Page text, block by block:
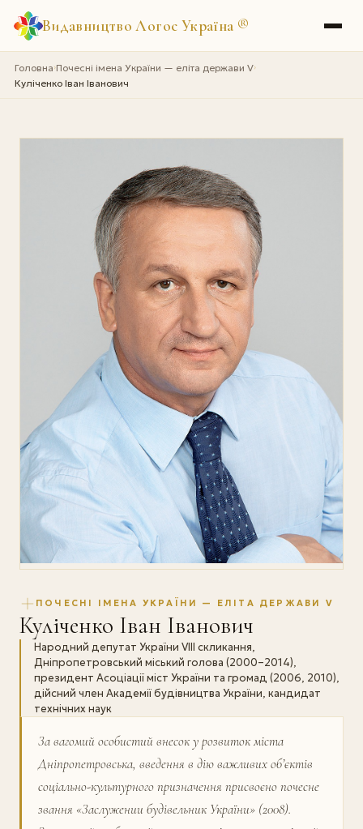
Видавництво Логос Україна ®
Головна›Почесні імена України — еліта держави V›
Куліченко Іван Іванович
ПОЧЕСНІ ІМЕНА УКРАЇНИ — ЕЛІТА ДЕРЖАВИ V
Куліченко Іван Іванович
Народний депутат України VIII скликання,
Дніпропетровський міський голова (2000–2014),
президент Асоціації міст України та громад (2006, 2010),
дійсний член Академії будівництва України, кандидат
технічних наук
За вагомий особистий внесок у розвиток міста
Дніпропетровська, введення в дію важливих об’єктів
соціально-культурного призначення присвоєно почесне
звання «Заслужении будівельник України» (2008).